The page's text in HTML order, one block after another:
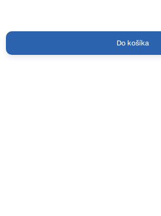
Do košíka